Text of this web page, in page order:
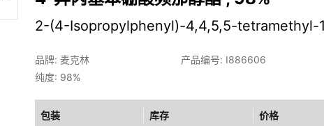
2-(4-Isopropylphenyl)-4,4,5,5-tetramethyl-
品牌: 麦克林 产品编号: I886606
纯度: 98%
包装 库存 价格